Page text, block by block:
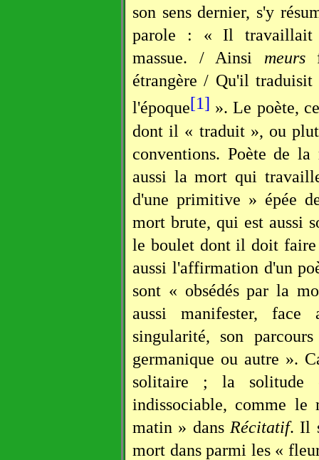
son sens dernier, s'y
parole : « Il travaillait
massue. / Ainsi meurs
étrangère / Qu'il
l'époque[1] ». Le poète,
dont il « traduit », ou
conventions. Poète de
aussi la mort qui
d'une primitive » épée
mort brute, qui est aussi
le boulet dont il doit faire
aussi l'affirmation d'un
sont « obsédés par la
aussi manifester,
singularité, son
germanique ou autre ».
solitaire ; la solitude
indissociable, comme le
matin » dans Récitatif. Il
mort dans parmi les «